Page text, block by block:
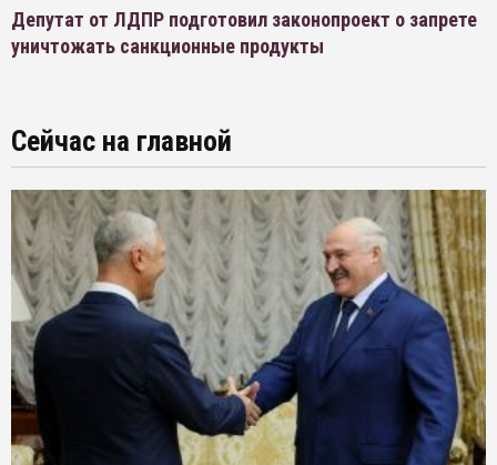
Депутат от ЛДПР подготовил законопроект о запрете
уничтожать санкционные продукты
Сейчас на главной